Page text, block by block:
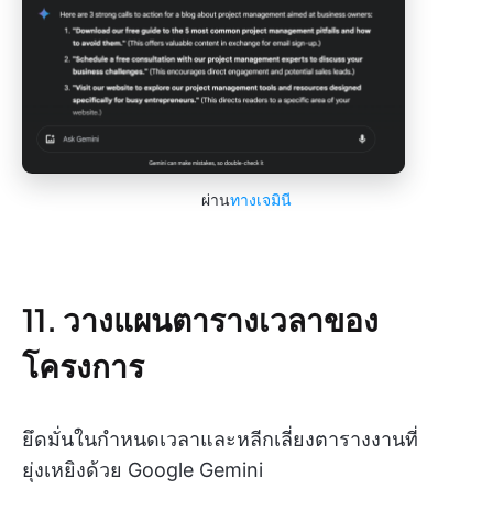
ผ่านทางเจมินี
11. วางแผนตารางเวลาของ
โครงการ
ยึดมั่นในกำหนดเวลาและหลีกเลี่ยงตารางงานที่
ยุ่งเหยิงด้วย Google Gemini